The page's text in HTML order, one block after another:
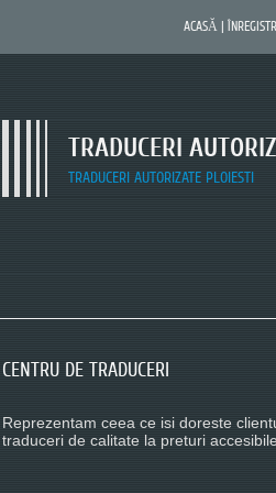
ACASĂ
TRADUCERI
TRADUCERI AUTORIZATE PLOIESTI
CENTRU DE TRADUCERI
Reprezentam ceea ce isi doreste
traduceri de calitate la preturi
CENTRU DE TRADUCERI
Reprezentam ceea ce isi doreste
traduceri de calitate la preturi
CENTRU DE TRADUCERI
Reprezentam ceea ce isi doreste
traduceri de calitate la preturi